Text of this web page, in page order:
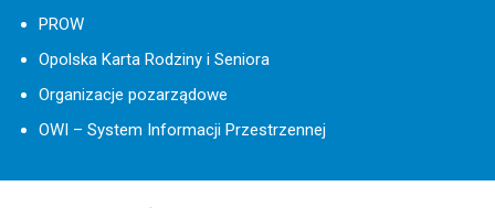
PROW
Opolska Karta Rodziny i Seniora
Organizacje pozarządowe
OWI – System Informacji Przestrzennej